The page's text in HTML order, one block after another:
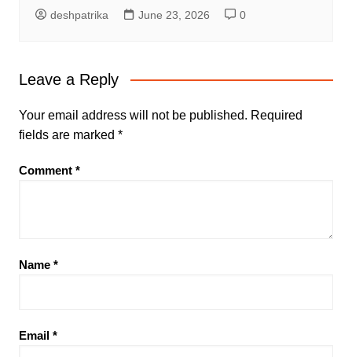
deshpatrika June 23, 2026 0
Leave a Reply
Your email address will not be published. Required
fields are marked *
Comment *
Name *
Email *